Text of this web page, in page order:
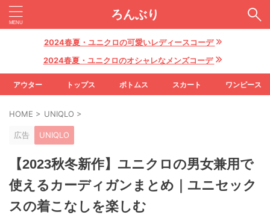
ろんぶり
2024春夏・ユニクロの可愛いレディースコーデ
2024春夏・ユニクロのオシャレなメンズコーデ
アウター トップス ボトムス スカート ワンピース
HOME > UNIQLO >
広告 UNIQLO
【2023秋冬新作】ユニクロの男女兼用で
使えるカーディガンまとめ｜ユニセック
スの着こなしを楽しむ